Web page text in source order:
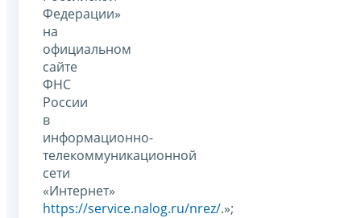
Федерации»
на
официальном
сайте
ФНС
России
в
информационно-
телекоммуникационной
сети
«Интернет»
https://service.nalog.ru/nrez/.»;